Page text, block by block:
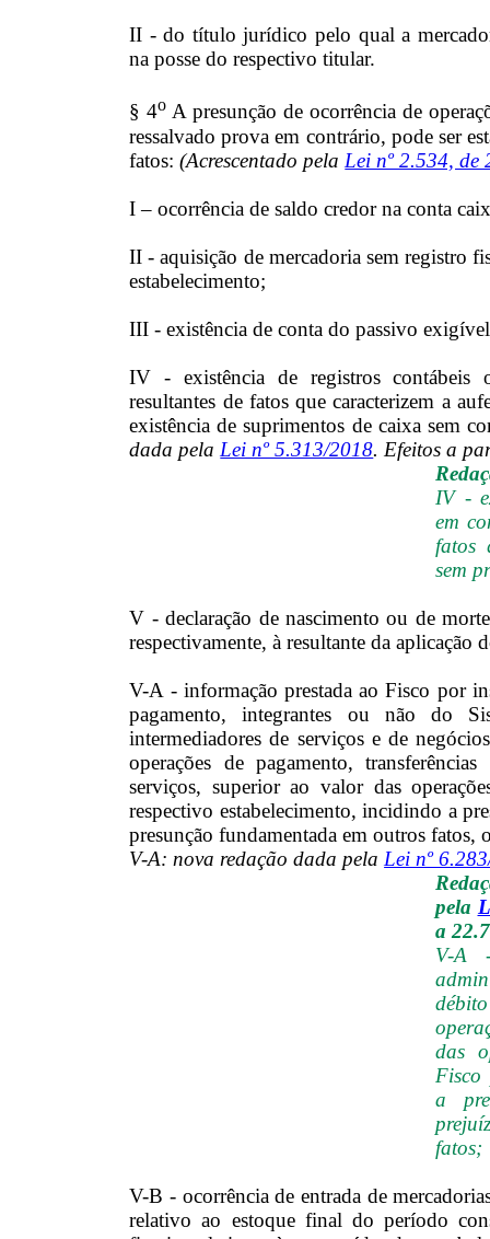
II - do título jurídico pelo qual a
na posse do respectivo titular.
§ 4o A presunção de ocorrência de
ressalvado prova em contrário, pode ser
fatos:(Acrescentado pela Lei nº 2.534, de
I – ocorrência de saldo credor na conta
II - aquisição de mercadoria sem registro
estabelecimento;
III - existência de conta do passivo
IV - existência de registros contábeis
resultantes de fatos que caracterizem a
existência de suprimentos de caixa sem
dada pela Lei nº 5.313/2018. Efeitos a
IV -
em
fatos
sem
V - declaração de nascimento ou de
respectivamente, à resultante da aplicação
V-A - informação prestada ao Fisco por
pagamento, integrantes ou não do
intermediadores de serviços e de
operações de pagamento,
serviços, superior ao valor das
respectivo estabelecimento, incidindo a
presunção fundamentada em outros
V-A: nova redação dada pela Lei nº
pela
a
V-A
das
Fisco
a
fatos;
V-B - ocorrência de entrada de
relativo ao estoque final do período